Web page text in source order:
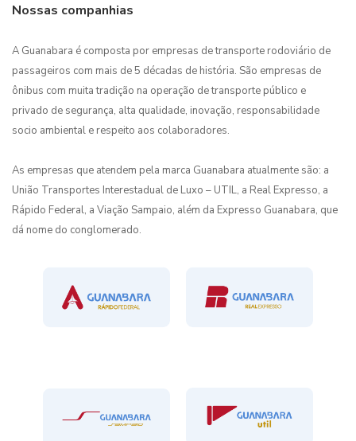
Nossas companhias
A Guanabara é composta por empresas de transporte rodoviário de
passageiros com mais de 5 décadas de história. São empresas de
ônibus com muita tradição na operação de transporte público e
privado de segurança, alta qualidade, inovação, responsabilidade
socio ambiental e respeito aos colaboradores.
As empresas que atendem pela marca Guanabara atualmente são: a
União Transportes Interestadual de Luxo – UTIL, a Real Expresso, a
Rápido Federal, a Viação Sampaio, além da Expresso Guanabara, que
dá nome do conglomerado.